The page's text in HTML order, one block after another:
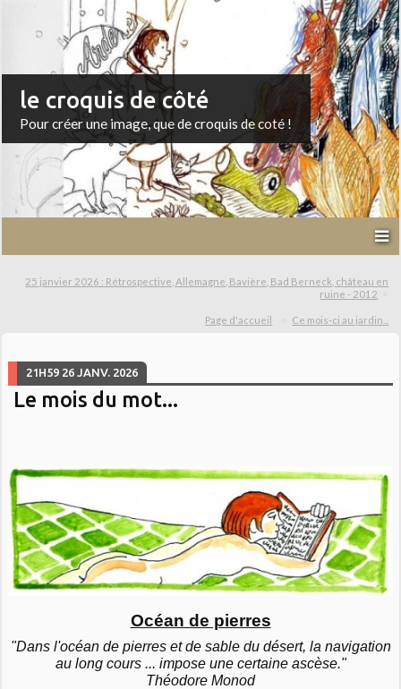
le croquis de côté
Pour créer une image, que de croquis de coté !
25 janvier 2026 : Rétrospective, Allemagne, Bavière, Bad Berneck, château en
ruine - 2012
Page d'accueil Ce mois-ci au jardin...
21H59 26 JANV. 2026
Le mois du mot...
Océan de pierres
"Dans l'océan de pierres et de sable du désert, la navigation
au long cours ... impose une certaine ascèse."
Théodore Monod